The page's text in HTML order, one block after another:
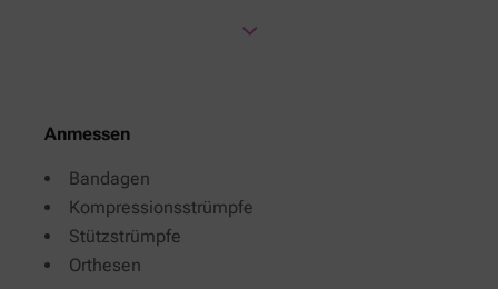
Anmessen
Bandagen
Kompressionsstrümpfe
Stützstrümpfe
Orthesen